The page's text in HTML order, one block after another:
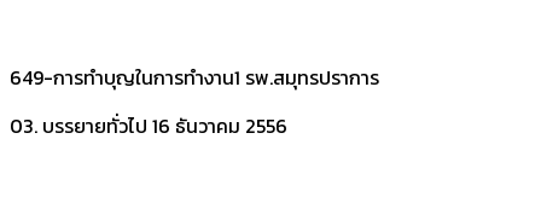
649-การทำบุญในการทำงาน1 รพ.สมุทรปราการ
03. บรรยายทั่วไป 16 ธันวาคม 2556